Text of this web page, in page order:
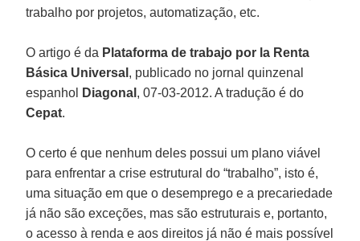
trabalho por projetos, automatização, etc.
O artigo é da Plataforma de trabajo por la Renta
Básica Universal , publicado no jornal quinzenal
espanhol
Diagonal , 07-03-2012. A tradução é do
Cepat.
O certo é que nenhum deles possui um plano viável
para enfrentar a crise estrutural do “trabalho”, isto é,
uma situação em que o desemprego e a precariedade
já não são exceções, mas são estruturais e, portanto,
o acesso à renda e aos direitos já não é mais possível